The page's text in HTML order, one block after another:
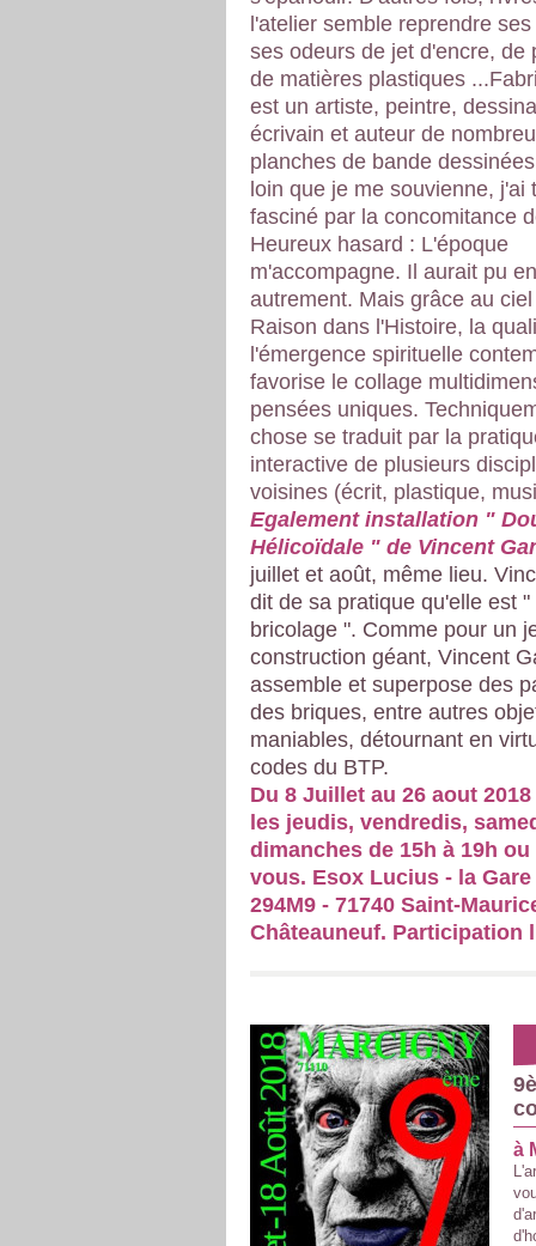
l'atelier semble reprendre
ses odeurs de jet d'encre, de
de matières plastiques
est un artiste, peintre,
écrivain et auteur de
planches de bande
loin que je me souvienne, j'ai
fasciné par la concomitance
Heureux hasard : L'époque
m'accompagne. Il aurait pu
autrement. Mais grâce au
Raison dans l'Histoire, la
l'émergence spirituelle
favorise le collage
pensées uniques.
chose se traduit par la
interactive de plusieurs
voisines (écrit, plastique,
Egalement installation "
Hélicoïdale " de Vincent
juillet et août, même lieu.
dit de sa pratique qu'elle est
bricolage ". Comme pour un
construction géant, Vincent
assemble et superpose des
des briques, entre autres
maniables, détournant en
codes du BTP.
Du 8 Juillet au 26 aout
les jeudis, vendredis,
dimanches de 15h à 19h
vous. Esox Lucius - la Gare
294M9 - 71740 Saint-
Châteauneuf. Participation
à